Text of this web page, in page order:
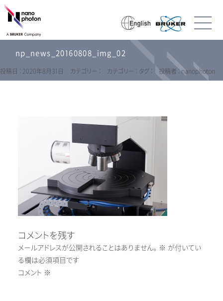
np_news_20160808_img_02
投稿日 : 2020年8月31日 カテゴリー : カテゴリー : タグ : 投稿者 : nanophoton
コメントを残す
メールアドレスが公開されることはありません。 ※ が付いてい
る欄は必須項目です
コメント ※